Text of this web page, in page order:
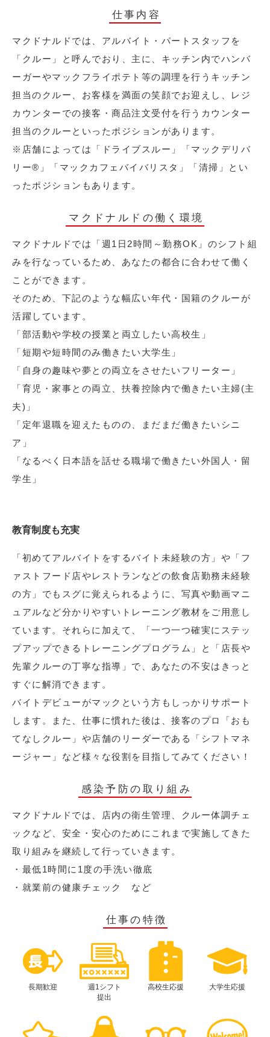
仕事内容
マクドナルドでは、アルバイト・パートスタッフを
「クルー」と呼んでおり、主に、キッチン内でハンバ
ーガーやマックフライポテト等の調理を行うキッチン
担当のクルー、お客様を満面の笑顔でお迎えし、レジ
カウンターでの接客・商品注文受付を行うカウンター
担当のクルーといったポジションがあります。
※店舗によっては「ドライブスルー」「マックデリバ
リー®︎」「マックカフェバイバリスタ」「清掃」とい
ったポジションもあります。
マクドナルドの働く環境
マクドナルドでは「週1日2時間～勤務OK」のシフト組
みを行なっているため、あなたの都合に合わせて働く
ことができます。
そのため、下記のような幅広い年代・国籍のクルーが
活躍しています。
「部活動や学校の授業と両立したい高校生」
「短期や短時間のみ働きたい大学生」
「自身の趣味や夢との両立をさせたいフリーター」
「育児・家事との両立、扶養控除内で働きたい主婦(主
夫)」
「定年退職を迎えたものの、まだまだ働きたいシニ
ア」
「なるべく日本語を話せる職場で働きたい外国人・留
学生」
教育制度も充実
「初めてアルバイトをするバイト未経験の方」や「フ
ァストフード店やレストランなどの飲食店勤務未経験
の方」でもスグに覚えられるように、写真や動画マニ
ュアルなど分かりやすいトレーニング教材をご用意し
ています。それらに加えて、「一つ一つ確実にステッ
プアップできるトレーニングプログラム」と「店長や
先輩クルーの丁寧な指導」で、あなたの不安はきっと
すぐに解消できます。
バイトデビューがマックという方もしっかりサポート
します。また、仕事に慣れた後は、接客のプロ「おも
てなしクルー」や店舗のリーダーである「シフトマネ
ージャー」など様々な役割を目指してみてください！
感染予防の取り組み
マクドナルドでは、店内の衛生管理、クルー体調チェ
ックなど、安全・安心のためにこれまで実施してきた
取り組みを継続して行っていきます。
・最低1時間に1度の手洗い徹底
・就業前の健康チェック など
仕事の特徴
長期歓迎
週1シフト
提出
高校生応援 大学生応援